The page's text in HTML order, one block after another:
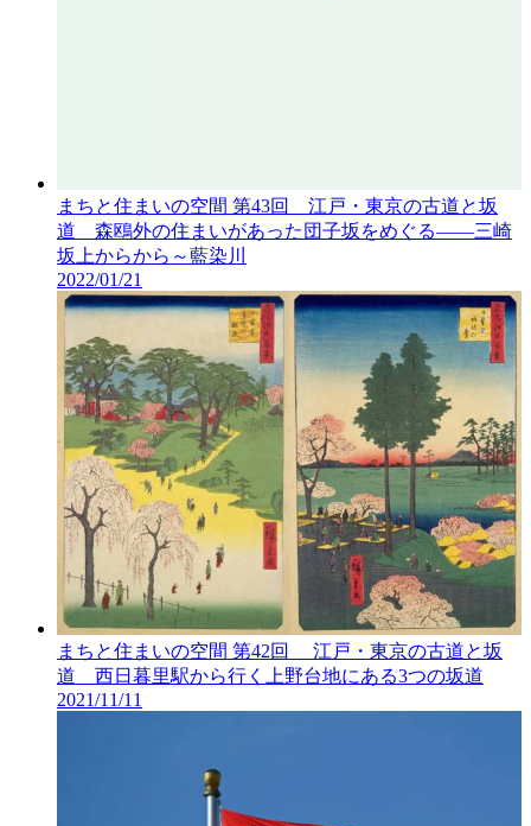
まちと住まいの空間 第43回 江戸・東京の古道と坂
道 森鴎外の住まいがあった団子坂をめぐる――三崎
坂上からから～藍染川
2022/01/21
まちと住まいの空間 第42回 江戸・東京の古道と坂
道 西日暮里駅から行く上野台地にある3つの坂道
2021/11/11